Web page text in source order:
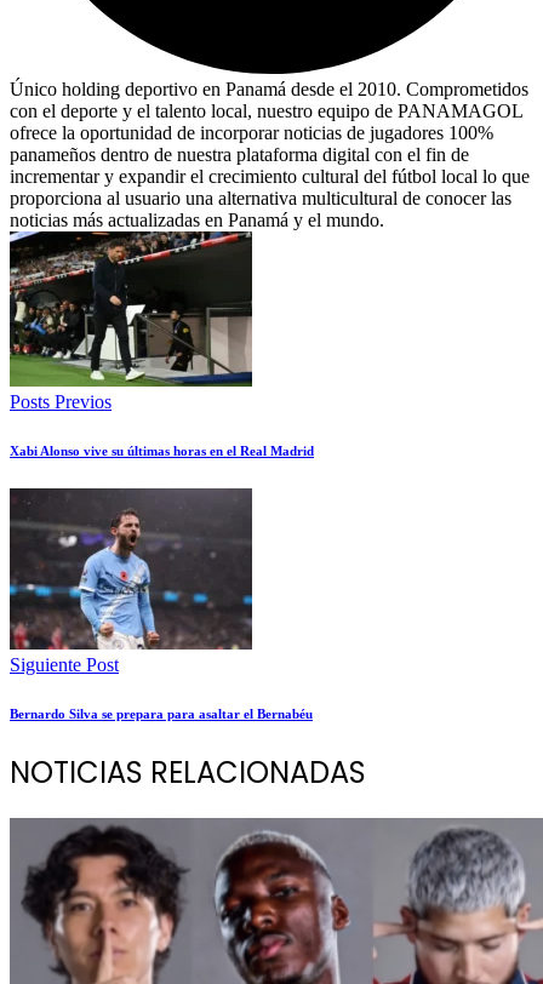
Único holding deportivo en Panamá desde el 2010. Comprometidos
con el deporte y el talento local, nuestro equipo de PANAMAGOL
ofrece la oportunidad de incorporar noticias de jugadores 100%
panameños dentro de nuestra plataforma digital con el fin de
incrementar y expandir el crecimiento cultural del fútbol local lo que
proporciona al usuario una alternativa multicultural de conocer las
noticias más actualizadas en Panamá y el mundo.
Posts Previos
Xabi Alonso vive su últimas horas en el Real Madrid
Siguiente Post
Bernardo Silva se prepara para asaltar el Bernabéu
NOTICIAS RELACIONADAS